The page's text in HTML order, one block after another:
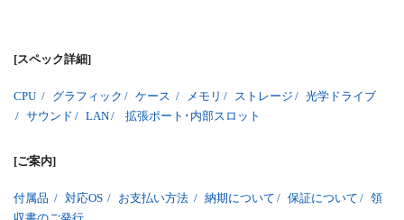
[スペック詳細]
CPU / グラフィック / ケース / メモリ / ストレージ / 光学ドライブ
/ サウンド / LAN/ 拡張ポート･内部スロット
[ご案内]
付属品 / 対応OS / お支払い方法 / 納期について / 保証について / 領